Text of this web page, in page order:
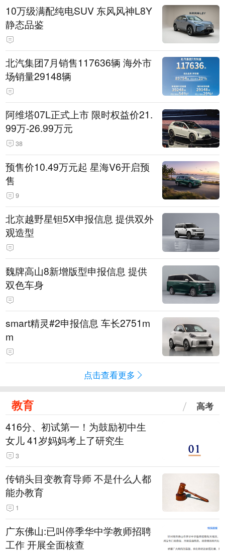
10万级满配纯电SUV 东风风神L8Y
静态品鉴
北汽集团7月销售117636辆 海外市
场销量29148辆
阿维塔07L正式上市 限时权益价21.
99万-26.99万元
38
预售价10.49万元起 星海V6开启预
售
9
北京越野星钽5X申报信息 提供双外
观造型
魏牌高山8新增版型申报信息 提供
双色车身
smart精灵#2申报信息 车长2751m
m
点击查看更多
教育 高考
416分、初试第一！为鼓励初中生
女儿 41岁妈妈考上了研究生
3
传销头目变教育导师 不是什么人都
能办教育
1
广东佛山:已叫停季华中学教师招聘
工作 开展全面核查